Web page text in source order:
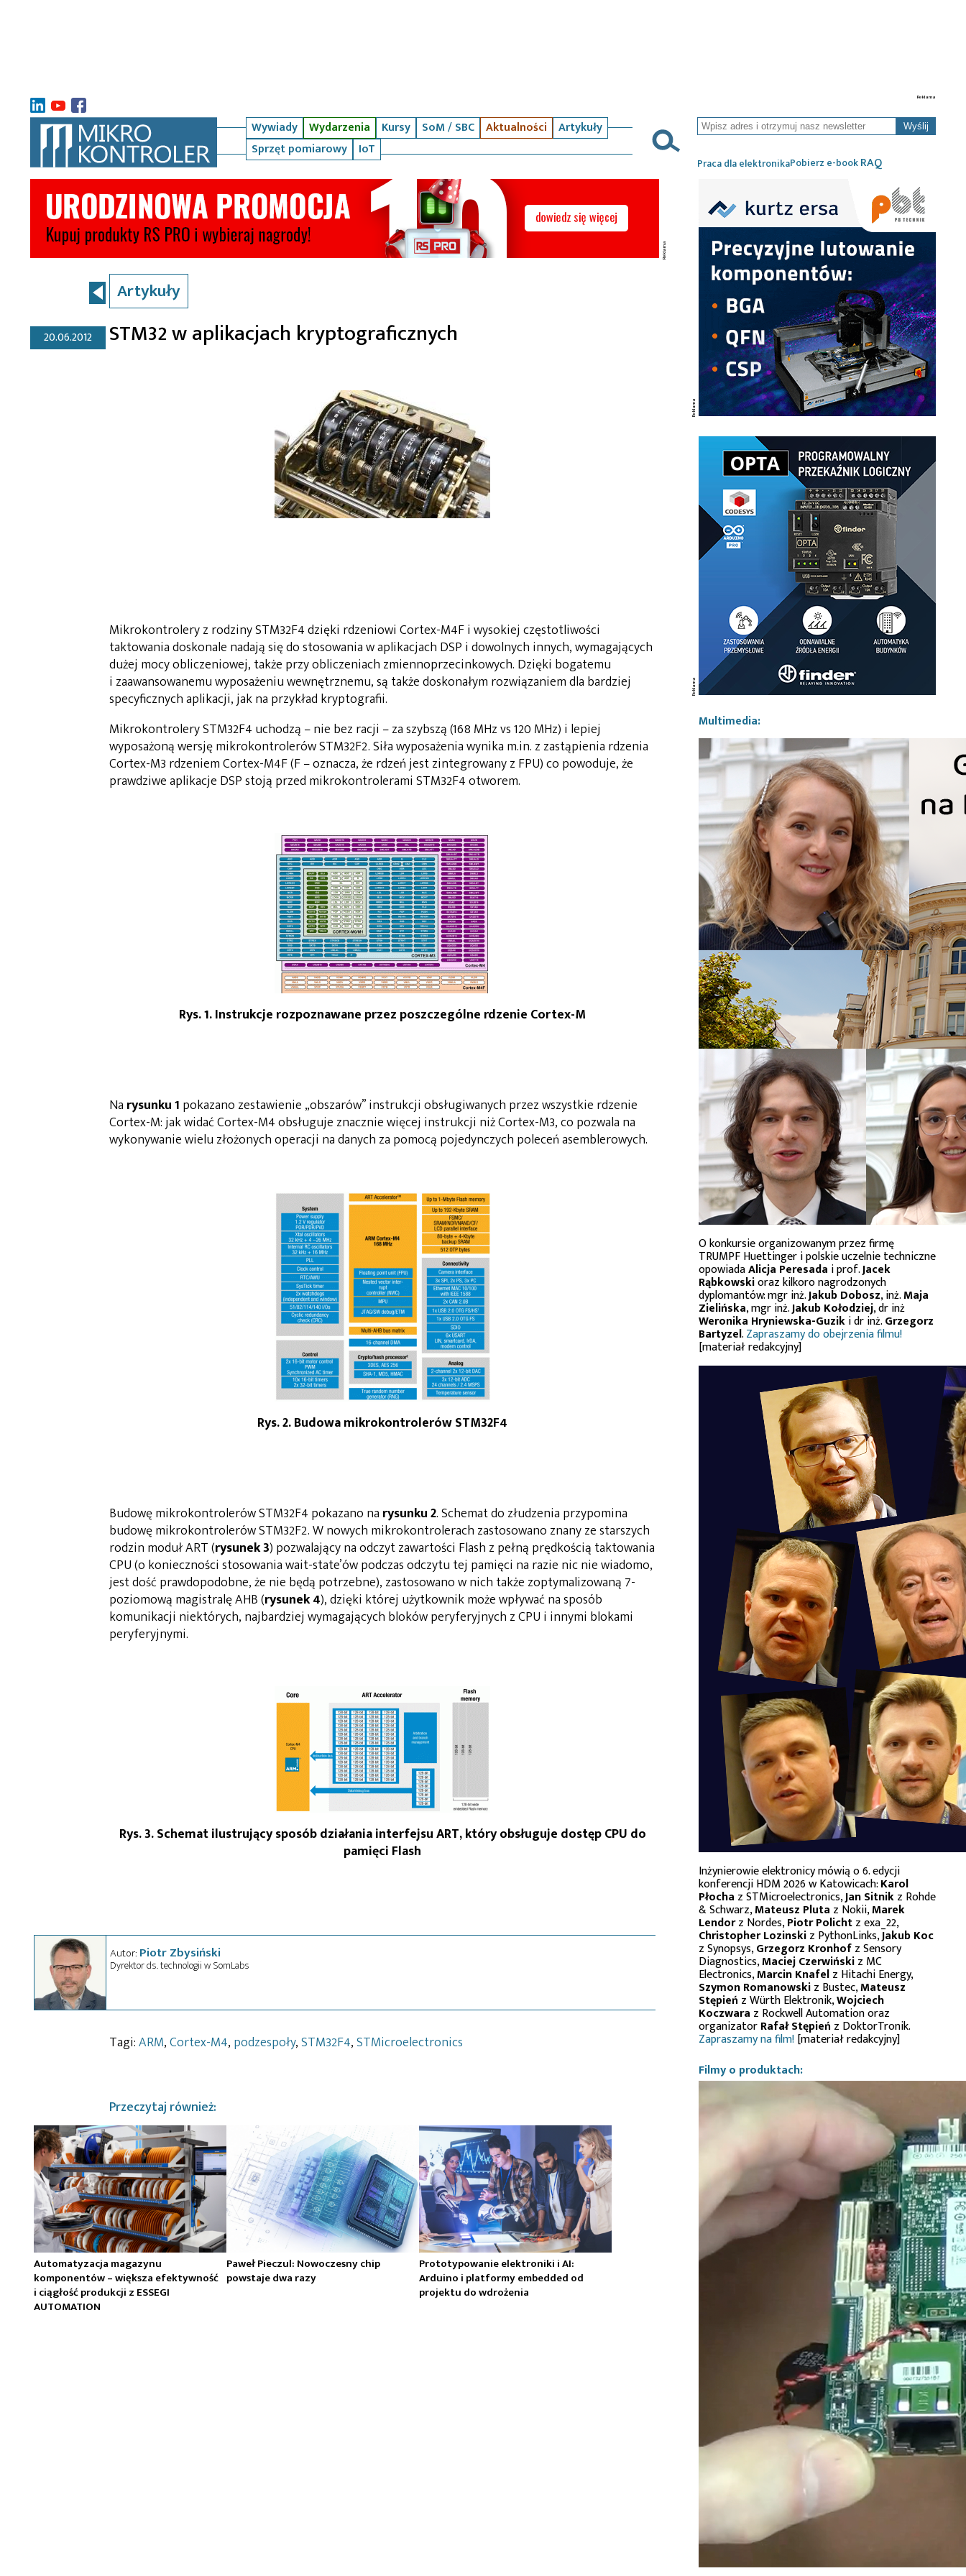
Wywiady Wydarzenia Kursy SoM / SBC Aktualności
Artykuły
Sprzęt pomiarowy
IoT
Wyślij
Praca dla elektronikaPobierz e-bookRAQ
Artykuły
20.06.2012 STM32 w aplikacjach kryptograficznych
Mikrokontrolery z rodziny STM32F4 dzięki rdzeniowi Cortex-M4F i wysokiej częstotliwości
taktowania doskonale nadają się do stosowania w aplikacjach DSP i dowolnych innych, wymagających
dużej mocy obliczeniowej, także przy obliczeniach zmiennoprzecinkowych. Dzięki bogatemu
i zaawansowanemu wyposażeniu wewnętrznemu, są także doskonałym rozwiązaniem dla bardziej
specyficznych aplikacji, jak na przykład kryptografii.
Mikrokontrolery STM32F4 uchodzą – nie bez racji – za szybszą (168 MHz vs 120 MHz) i lepiej
wyposażoną wersję mikrokontrolerów STM32F2. Siła wyposażenia wynika m.in. z zastąpienia rdzenia
Cortex-M3 rdzeniem Cortex-M4F (F – oznacza, że rdzeń jest zintegrowany z FPU) co powoduje, że
prawdziwe aplikacje DSP stoją przed mikrokontrolerami STM32F4 otworem.
Rys. 1. Instrukcje rozpoznawane przez poszczególne rdzenie Cortex-M
Na rysunku 1 pokazano zestawienie „obszarów” instrukcji obsługiwanych przez wszystkie rdzenie
Cortex-M: jak widać Cortex-M4 obsługuje znacznie więcej instrukcji niż Cortex-M3, co pozwala na
wykonywanie wielu złożonych operacji na danych za pomocą pojedynczych poleceń asemblerowych.
Rys. 2. Budowa mikrokontrolerów STM32F4
Budowę mikrokontrolerów STM32F4 pokazano na rysunku 2. Schemat do złudzenia przypomina
budowę mikrokontrolerów STM32F2. W nowych mikrokontrolerach zastosowano znany ze starszych
rodzin moduł ART (rysunek 3) pozwalający na odczyt zawartości Flash z pełną prędkością taktowania
CPU (o konieczności stosowania wait-state’ów podczas odczytu tej pamięci na razie nic nie wiadomo,
jest dość prawdopodobne, że nie będą potrzebne), zastosowano w nich także zoptymalizowaną 7-
poziomową magistralę AHB (rysunek 4), dzięki której użytkownik może wpływać na sposób
komunikacji niektórych, najbardziej wymagających bloków peryferyjnych z CPU i innymi blokami
peryferyjnymi.
Rys. 3. Schemat ilustrujący sposób działania interfejsu ART, który obsługuje dostęp CPU do
pamięci Flash
Autor: Piotr Zbysiński
Dyrektor ds. technologii w SomLabs
Tagi:ARM,Cortex-M4, podzespoły,STM32F4,STMicroelectronics
Przeczytaj również:
Automatyzacja magazynu
komponentów – większa efektywność
i ciągłość produkcji z ESSEGI
AUTOMATION
Paweł Pieczul: Nowoczesny chip
powstaje dwa razy
Prototypowanie elektroniki i AI:
Arduino i platformy embedded od
projektu do wdrożenia
Multimedia:
O konkursie organizowanym przez firmę
TRUMPF Huettinger i polskie uczelnie techniczne
opowiadaAlicja Peresada i prof.Jacek
Rąbkowskioraz kilkoro nagrodzonych
dyplomantów: mgr inż.Jakub Dobosz, inż.Maja
Zielińska, mgr inż.Jakub Kołodziej, dr inż
Weronika Hryniewska-Guziki dr inż.Grzegorz
Bartyzel.Zapraszamy do obejrzenia filmu!
[materiał redakcyjny]
Inżynierowie elektronicy mówią o 6. edycji
konferencji HDM 2026 w Katowicach:Karol
Płocha z STMicroelectronics,Jan Sitnikz Rohde
& Schwarz,Mateusz Pluta z Nokii,Marek
Lendorz Nordes,Piotr Polichtz exa_22,
Christopher Lozinskiz PythonLinks,Jakub Koc
z Synopsys,Grzegorz Kronhofz Sensory
Diagnostics,Maciej Czerwińskiz MC
Electronics,Marcin Knafelz Hitachi Energy,
Szymon Romanowskiz Bustec,Mateusz
Stępień z Würth Elektronik,Wojciech
Koczwara z Rockwell Automation oraz
organizatorRafał Stępień z DoktorTronik.
Zapraszamy na film![materiał redakcyjny]
Filmy o produktach: